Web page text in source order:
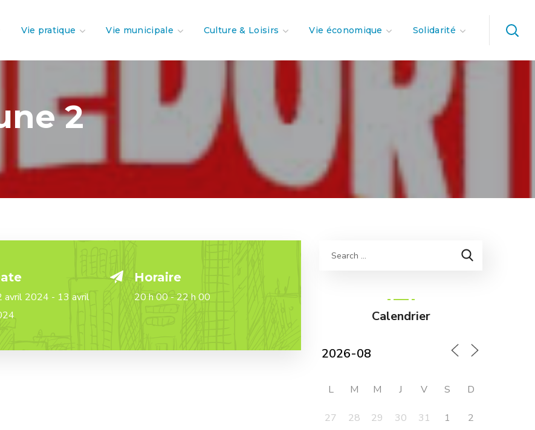
Vie pratique Vie municipale Culture & Loisirs Vie économique Solidarité
2
avril 2024 - 13 avril
Horaire
20 h 00 - 22 h 00
Calendrier
L M M J V S D
27 28 29 30 31 1
2